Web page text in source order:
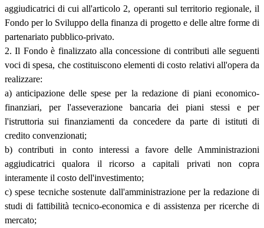
aggiudicatrici di cui all'articolo 2, operanti sul territorio regionale, il
Fondo per lo Sviluppo della finanza di progetto e delle altre forme di
partenariato pubblico-privato.
2. Il Fondo è finalizzato alla concessione di contributi alle seguenti
voci di spesa, che costituiscono elementi di costo relativi all'opera da
realizzare:
a) anticipazione delle spese per la redazione di piani economico-
finanziari, per l'asseverazione bancaria dei piani stessi e per
l'istruttoria sui finanziamenti da concedere da parte di istituti di
credito convenzionati;
b) contributi in conto interessi a favore delle Amministrazioni
aggiudicatrici qualora il ricorso a capitali privati non copra
interamente il costo dell'investimento;
c) spese tecniche sostenute dall'amministrazione per la redazione di
studi di fattibilità tecnico-economica e di assistenza per ricerche di
mercato;